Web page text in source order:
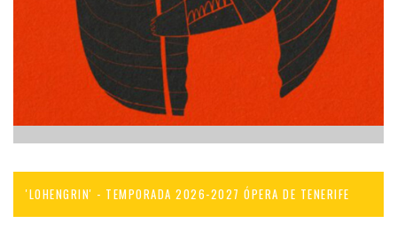
'LOHENGRIN' - TEMPORADA 2026-2027 ÓPERA DE TENERIFE